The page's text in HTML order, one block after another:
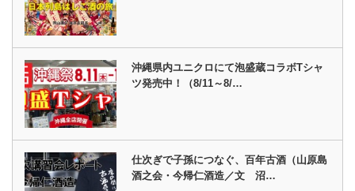
沖縄県内ユニクロにて泡盛蔵コラボTシャ
ツ発売中！（8/11～8/…
仕次ぎで子孫につなぐ、百年古酒（山原島
酒之会・今帰仁酒造／文 沼…